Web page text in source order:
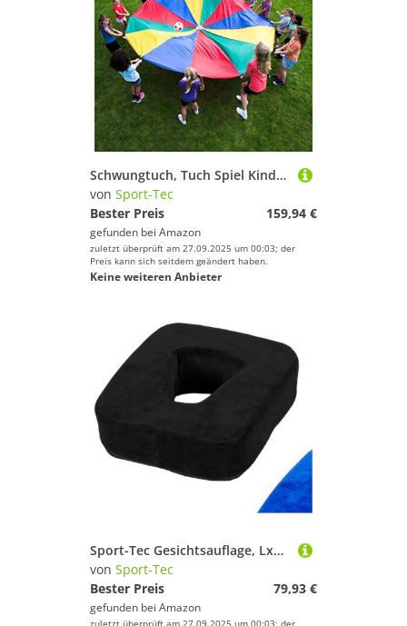
Schwungtuch, Tuch Spiel Kindergarten Schule Turnen, Schwungtücher, ø 7 m
von Sport-Tec
Bester Preis
159,94 €
gefunden bei Amazon
zuletzt überprüft am 27.09.2025 um 00:03; der
Preis kann sich seitdem geändert haben.
Keine weiteren Anbieter
Sport-Tec Gesichtsauflage, LxBxH 30x25x7 cm
von Sport-Tec
Bester Preis
79,93 €
gefunden bei Amazon
zuletzt überprüft am 27.09.2025 um 00:03; der